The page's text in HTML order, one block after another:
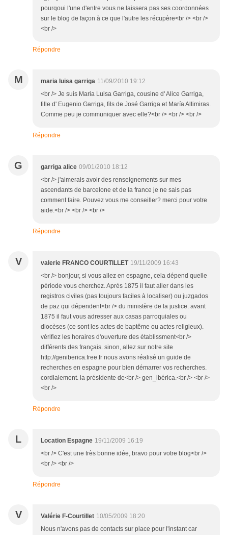
pourqoui l'une d'entre vous ne laissera pas ses coordonnées
sur le blog de façon à ce que l'autre les récupère<br /> <br />
<br />
Répondre
M maria luisa garriga 11/09/2010 19:12
<br /> Je suis Maria Luisa Garriga, cousine d' Alice Garriga,
fille d' Eugenio Garriga, fils de José Garriga et María Altimiras.
Comme peu je communiquer avec elle?<br /> <br /> <br />
Répondre
G garriga alice 09/01/2010 18:12
<br /> j'aimerais avoir des renseignements sur mes
ascendants de barcelone et de la france je ne sais pas
comment faire. Pouvez vous me conseiller? merci pour votre
aide.<br /> <br /> <br />
Répondre
V valerie FRANCO COURTILLET 19/11/2009 16:43
<br /> bonjour, si vous allez en espagne, cela dépend quelle
période vous cherchez. Après 1875 il faut aller dans les
registros civiles (pas toujours faciles à localiser) ou juzgados
de paz qui dépendent<br /> du ministère de la justice. avant
1875 il faut vous adresser aux casas parroquiales ou
diocèses (ce sont les actes de baptême ou actes religieux).
vérifiez les horaires d'ouverture des établissment<br />
différents des français. sinon, allez sur notre site
http://geniberica.free.fr nous avons réalisé un guide de
recherches en espagne pour bien démarrer vos recherches.
cordialement. la présidente de<br /> gen_ibérica.<br /> <br />
<br />
Répondre
L Location Espagne 19/11/2009 16:19
<br /> C'est une très bonne idée, bravo pour votre blog<br />
<br /> <br />
Répondre
V Valérie F-Courtillet 10/05/2009 18:20
Nous n'avons pas de contacts sur place pour l'instant car